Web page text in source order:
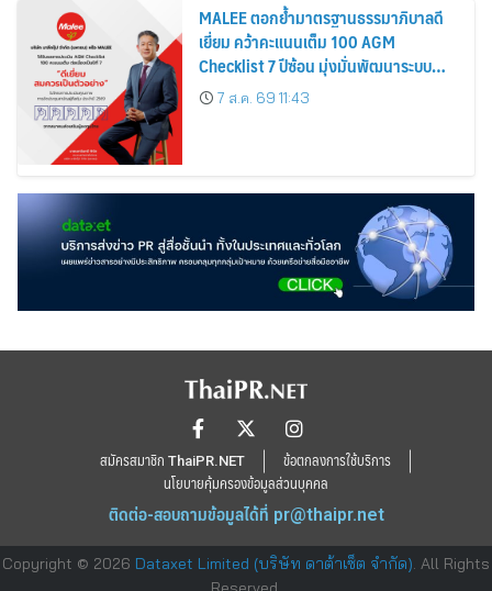
MALEE ตอกย้ำมาตรฐานธรรมาภิบาลดี
เยี่ยม คว้าคะแนนเต็ม 100 AGM
Checklist 7 ปีซ้อน มุ่งมั่นพัฒนาระบบ
กำกับดูกิจการ เพื่อยกระดับสู่มาตรฐาน
สากล
7 ส.ค. 69 11:43
สมัครสมาชิก ThaiPR.NET
ข้อตกลงการใช้บริการ
นโยบายคุ้มครองข้อมูลส่วนบุคคล
ติดต่อ-สอบถามข้อมูลได้ที่ pr@thaipr.net
Copyright © 2026 Dataxet Limited (บริษัท ดาต้าเซ็ต จำกัด). All Rights